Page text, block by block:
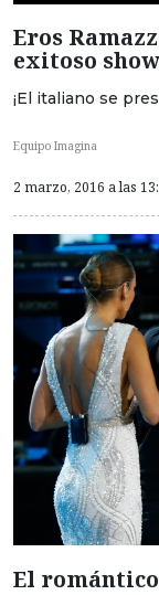
Eros
exitoso
¡El italiano se
Equipo Imagina
2 marzo, 2016 a las
El